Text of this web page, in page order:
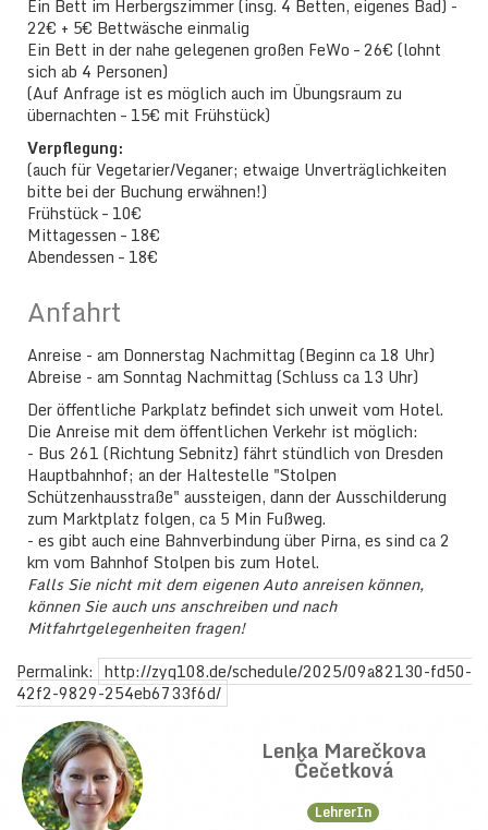
Ein Bett im Herbergszimmer (insg. 4 Betten, eigenes Bad) -
22€ + 5€ Bettwäsche einmalig
Ein Bett in der nahe gelegenen großen FeWo – 26€ (lohnt
sich ab 4 Personen)
(Auf Anfrage ist es möglich auch im Übungsraum zu
übernachten – 15€ mit Frühstück)
Verpflegung:
(auch für Vegetarier/Veganer; etwaige Unverträglichkeiten
bitte bei der Buchung erwähnen!)
Frühstück – 10€
Mittagessen – 18€
Abendessen – 18€
Anfahrt
Anreise - am Donnerstag Nachmittag (Beginn ca 18 Uhr)
Abreise - am Sonntag Nachmittag (Schluss ca 13 Uhr)
Der öffentliche Parkplatz befindet sich unweit vom Hotel.
Die Anreise mit dem öffentlichen Verkehr ist möglich:
- Bus 261 (Richtung Sebnitz) fährt stündlich von Dresden
Hauptbahnhof; an der Haltestelle "Stolpen
Schützenhausstraße" aussteigen, dann der Ausschilderung
zum Marktplatz folgen, ca 5 Min Fußweg.
- es gibt auch eine Bahnverbindung über Pirna, es sind ca 2
km vom Bahnhof Stolpen bis zum Hotel.
Falls Sie nicht mit dem eigenen Auto anreisen können,
können Sie auch uns anschreiben und nach
Mitfahrtgelegenheiten fragen!
Permalink: http://zyq108.de/schedule/2025/09a82130-fd50-
42f2-9829-254eb6733f6d/
Lenka Marečkova
Čečetková
LehrerIn